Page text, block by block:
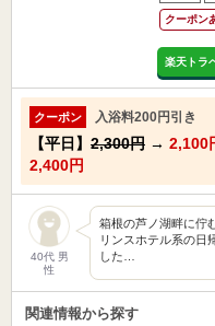
クーポン
楽天トラ
クーポン 入浴料200円引き
【平日】 2,300円 → 2,100
2,400円
40代 男
性
箱根の芦ノ湖畔に佇
リンスホテル系の日
した…
関連情報から探す